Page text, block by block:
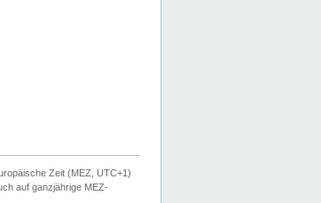
Zeit (MEZ, UTC+1)
auf ganzjährige MEZ-